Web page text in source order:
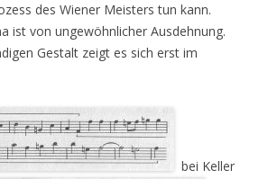
des Wiener Meisters tun kann.
ist von ungewöhnlicher Ausdehnung.
Gestalt zeigt es sich erst im
bei Keller